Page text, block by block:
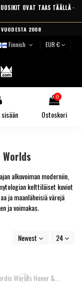
OVAT TAAS TÄÄLLÄ ·
VUODESTA 2008
Finnish EUR €
0
Ostoskori
alkuvoiman moderniin,
kelttiläiset kuviot
ja maanläheisiä värejä
ja voimakas.
Newest 24